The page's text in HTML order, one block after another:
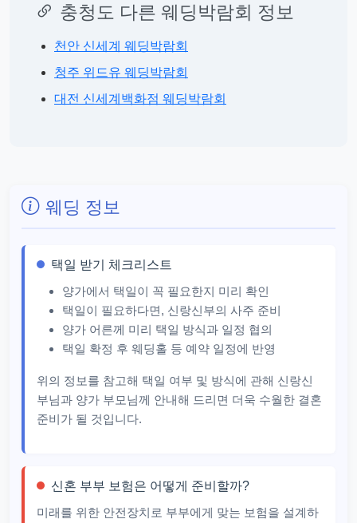
충청도 다른 웨딩박람회 정보
천안 신세계 웨딩박람회
청주 위드유 웨딩박람회
대전 신세계백화점 웨딩박람회
웨딩 정보
택일 받기 체크리스트
양가에서 택일이 꼭 필요한지 미리 확인
택일이 필요하다면, 신랑신부의 사주 준비
양가 어른께 미리 택일 방식과 일정 협의
택일 확정 후 웨딩홀 등 예약 일정에 반영
위의 정보를 참고해 택일 여부 및 방식에 관해 신랑신
부님과 양가 부모님께 안내해 드리면 더욱 수월한 결혼
준비가 될 것입니다.
신혼 부부 보험은 어떻게 준비할까?
미래를 위한 안전장치로 부부에게 맞는 보험을 설계하